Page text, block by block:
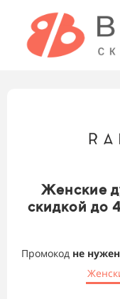
Женские
скидкой до
Промокод не нужен